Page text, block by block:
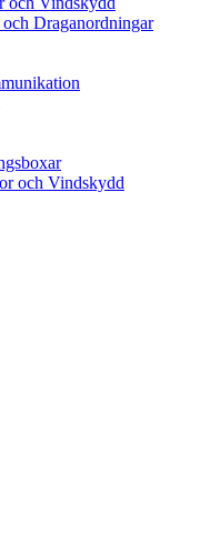
Draganordningar
och Vindskydd